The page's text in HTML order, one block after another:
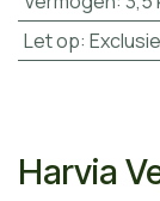
Let op:
Harvia